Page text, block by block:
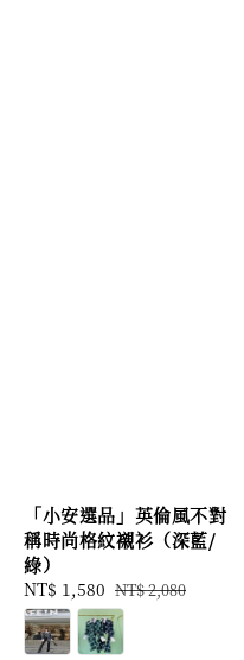
「小安選品」英倫風不對
稱時尚格紋襯衫（深藍/
綠）
Sale
price
NT$ 1,580 Regular
price
NT$ 2,080